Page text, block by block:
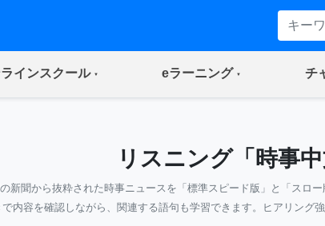
インスクール(current) eラーニング(current) チ
リスニング「時事中
新聞から抜粋された時事ニュースを「標準スピード版」と「スロ
内容を確認しながら、関連する語句も学習できます。ヒアリング